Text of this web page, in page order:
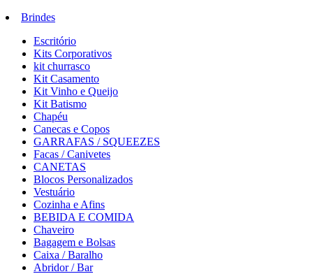
Brindes
Escritório
Kits Corporativos
kit churrasco
Kit Casamento
Kit Vinho e Queijo
Kit Batismo
Chapéu
Canecas e Copos
GARRAFAS / SQUEEZES
Facas / Canivetes
CANETAS
Blocos Personalizados
Vestuário
Cozinha e Afins
BEBIDA E COMIDA
Chaveiro
Bagagem e Bolsas
Caixa / Baralho
Abridor / Bar